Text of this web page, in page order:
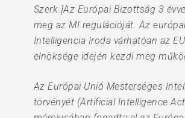
Szerk.]Az Európai Bizottság 3
meg az MI regulációját. Az
Intelligencia Iroda várhatóan az
elnöksége idején kezdi meg
Az Európai Unió Mesterséges
törvényét (Artificial Intelligence